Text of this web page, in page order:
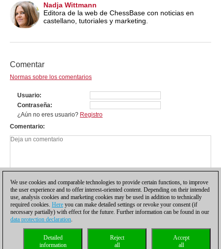
Nadja Wittmann
Editora de la web de ChessBase con noticias en
castellano, tutoriales y marketing.
Comentar
Normas sobre los comentarios
Usuario
Contraseña
¿Aún no eres usuario? Registro
Comentario
Política de privacidad |Para contactar Cookies Management
Licencias
Compliance Hotline
We use cookies and comparable technologies to provide certain functions, to improve
the user experience and to offer interest-oriented content. Depending on their intended
use, analysis cookies and marketing cookies may be used in addition to technically
required cookies. Here you can make detailed settings or revoke your consent (if
necessary partially) with effect for the future. Further information can be found in our
data protection declaration.
Accept
all
Reject
all
Detailed
information